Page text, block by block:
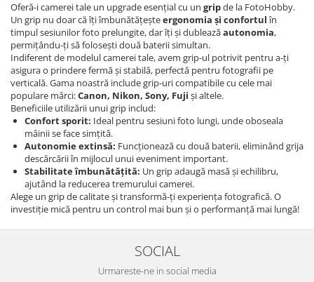
Oferă-i camerei tale un upgrade esențial cu un gripde la FotoHobby.
Un grip nu doar că îți îmbunătățeșteergonomia și confortulîn
timpul sesiunilor foto prelungite, dar îți și dubleazăautonomia,
permițându-ți să folosești două baterii simultan.
Indiferent de modelul camerei tale, avem grip-ul potrivit pentru a-ți
asigura o prindere fermă și stabilă, perfectă pentru fotografii pe
verticală. Gama noastră include grip-uri compatibile cu cele mai
populare mărci:Canon, Nikon, Sony, Fuji și altele.
Beneficiile utilizării unui grip includ:
Confort sporit: Ideal pentru sesiuni foto lungi, unde oboseala
mâinii se face simțită.
Autonomie extinsă: Funcționează cu două baterii, eliminând grija
descărcării în mijlocul unui eveniment important.
Stabilitate îmbunătățită: Un grip adaugă masă și echilibru,
ajutând la reducerea tremurului camerei.
Alege un grip de calitate și transformă-ți experiența fotografică. O
investiție mică pentru un control mai bun și o performanță mai lungă!
SOCIAL
Urmareste-ne in social media